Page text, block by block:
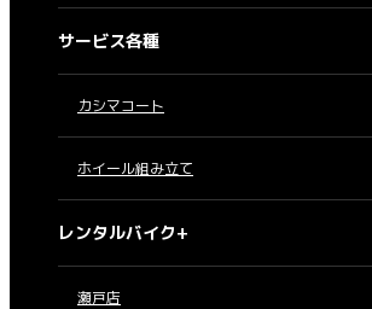
サービス各種
カシマコート
ホイール組み立て
レンタルバイク+
瀬戸店